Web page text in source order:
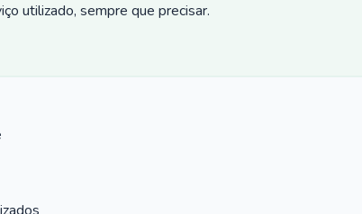
utilizado, sempre que precisar.